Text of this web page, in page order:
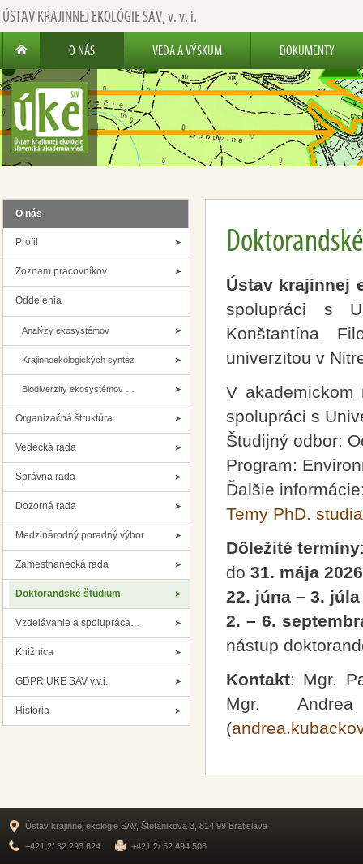
ÚSTAV KRAJINNEJ EKOLÓGIE SAV,v. v. i.
O NÁS VEDA A VÝSKUM DOKUMENTY
O nás
Profil
Zoznam pracovníkov
Oddelenia
Analýzy ekosystémov
Krajinnoekologických syntéz
Biodiverzity ekosystémov …
Organizačná štruktúra
Vedecká rada
Správna rada
Dozorná rada
Medzinárodný poradný výbor
Zamestnanecká rada
Doktorandské štúdium
Vzdelávanie a spolupráca…
Knižnica
GDPR UKE SAV v.v.i.
História
Ústav krajinnej
spolupráci s
Konštantína
univerzitou v
V
spolupráci s
Študijný odbor:
Program:
Ďalšie
Temy PhD.
Dôležité termíny
do 31. mája 2026
22. júna – 3. júla
2. – 6.
nástup
Kontakt: Mgr.
Mgr.
(
Ústav krajinnej ekológie SAV, Štefánikova 3, 814 99 Bratislava
+421 2/ 32 293 624 +421 2/ 52 494 508